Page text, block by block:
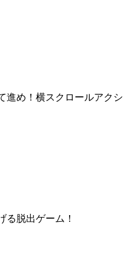
進め！横スクロールアク
る脱出ゲーム！